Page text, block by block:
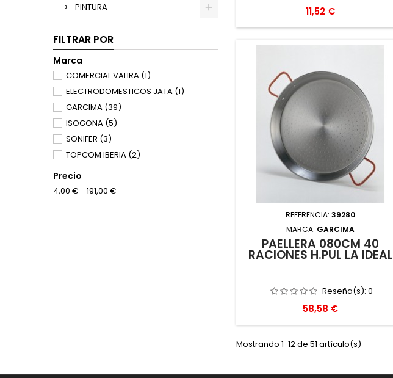
PINTURA
FILTRAR POR
Marca
COMERCIAL VALIRA (1)
ELECTRODOMESTICOS JATA (1)
GARCIMA (39)
ISOGONA (5)
SONIFER (3)
TOPCOM IBERIA (2)
Precio
4,00 € - 191,00 €
Precio
11,52 €
REFERENCIA:39280
MARCA: GARCIMA
PAELLERA 080CM 40
RACIONES H.PUL LA IDEAL
Reseña(s):0
Precio
58,58 €
Mostrando 1-12 de 51 artículo(s)